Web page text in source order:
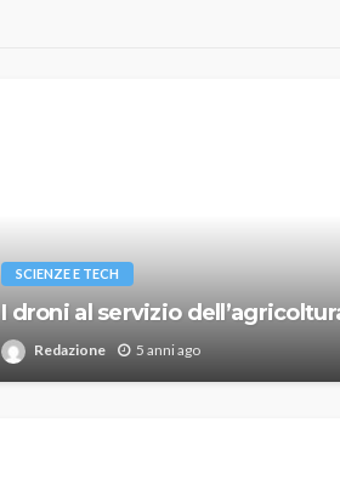
SCIENZE E TECH
I droni al servizio
Redazione 5 anni ago